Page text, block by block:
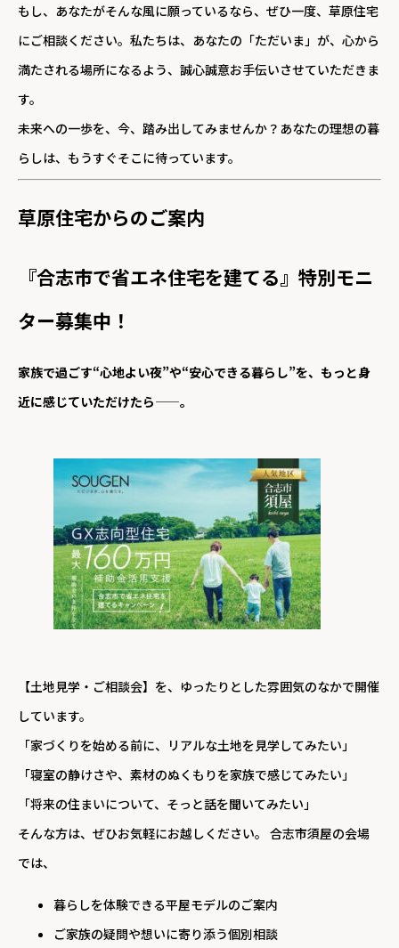
もし、あなたがそんな風に願っているなら、ぜひ一度、草原住宅
にご相談ください。私たちは、あなたの「ただいま」が、心から
満たされる場所になるよう、誠心誠意お手伝いさせていただきま
す。
未来への一歩を、今、踏み出してみませんか？あなたの理想の暮
らしは、もうすぐそこに待っています。
草原住宅からのご案内
『合志市で省エネ住宅を建てる』特別モニ
ター募集中！
家族で過ごす“心地よい夜”や“安心できる暮らし”を、もっと身
近に感じていただけたら——。
【土地見学・ご相談会】を、ゆったりとした雰囲気のなかで開催
しています。
「家づくりを始める前に、リアルな土地を見学してみたい」
「寝室の静けさや、素材のぬくもりを家族で感じてみたい」
「将来の住まいについて、そっと話を聞いてみたい」
そんな方は、ぜひお気軽にお越しください。 合志市須屋の会場
では、
暮らしを体験できる平屋モデルのご案内
ご家族の疑問や想いに寄り添う個別相談